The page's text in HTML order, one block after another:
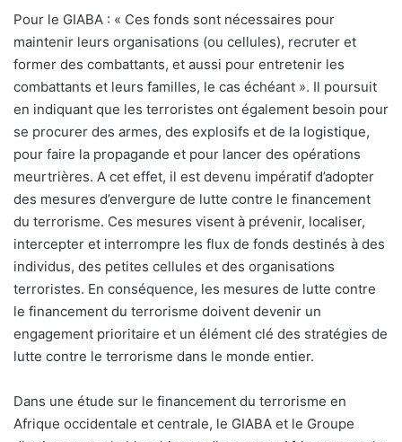
Pour le GIABA : « Ces fonds sont nécessaires pour
maintenir leurs organisations (ou cellules), recruter et
former des combattants, et aussi pour entretenir les
combattants et leurs familles, le cas échéant ». Il poursuit
en indiquant que les terroristes ont également besoin pour
se procurer des armes, des explosifs et de la logistique,
pour faire la propagande et pour lancer des opérations
meurtrières. A cet effet, il est devenu impératif d’adopter
des mesures d’envergure de lutte contre le financement
du terrorisme. Ces mesures visent à prévenir, localiser,
intercepter et interrompre les flux de fonds destinés à des
individus, des petites cellules et des organisations
terroristes. En conséquence, les mesures de lutte contre
le financement du terrorisme doivent devenir un
engagement prioritaire et un élément clé des stratégies de
lutte contre le terrorisme dans le monde entier.
Dans une étude sur le financement du terrorisme en
Afrique occidentale et centrale, le GIABA et le Groupe